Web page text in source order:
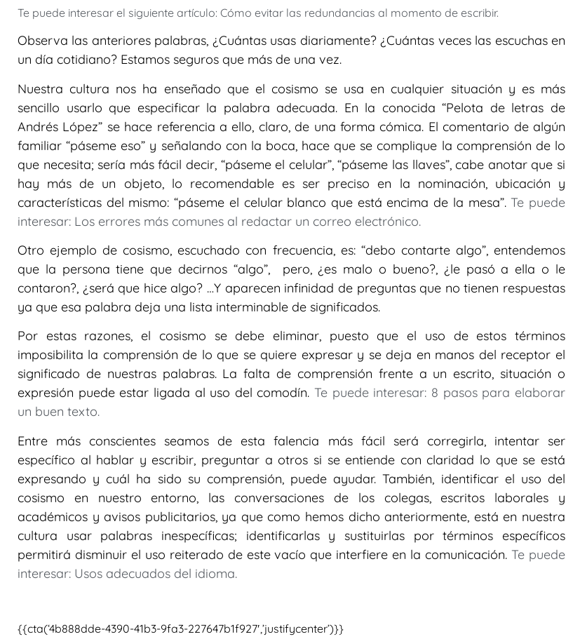
Te puede interesar el siguiente artículo: Cómo evitar las redundancias al momento de escribir.
Observa las anteriores palabras, ¿Cuántas usas diariamente? ¿Cuántas veces las escuchas en
un día cotidiano? Estamos seguros que más de una vez.
Nuestra cultura nos ha enseñado que el cosismo se usa en cualquier situación y es más
sencillo usarlo que especificar la palabra adecuada. En la conocida “Pelota de letras de
Andrés López” se hace referencia a ello, claro, de una forma cómica. El comentario de algún
familiar “páseme eso” y señalando con la boca, hace que se complique la comprensión de lo
que necesita; sería más fácil decir, “páseme el celular”, “páseme las llaves”, cabe anotar que si
hay más de un objeto, lo recomendable es ser preciso en la nominación, ubicación y
características del mismo: “páseme el celular blanco que está encima de la mesa”.Te puede
interesar: Los errores más comunes al redactar un correo electrónico.
Otro ejemplo de cosismo, escuchado con frecuencia, es: “debo contarte algo”, entendemos
que la persona tiene que decirnos “algo”, pero, ¿es malo o bueno?, ¿le pasó a ella o le
contaron?, ¿será que hice algo? …Y aparecen infinidad de preguntas que no tienen respuestas
ya que esa palabra deja una lista interminable de significados.
Por estas razones, el cosismo se debe eliminar, puesto que el uso de estos términos
imposibilita la comprensión de lo que se quiere expresar y se deja en manos del receptor el
significado de nuestras palabras. La falta de comprensión frente a un escrito, situación o
expresión puede estar ligada al uso del comodín.Te puede interesar: 8 pasos para elaborar
un buen texto.
Entre más conscientes seamos de esta falencia más fácil será corregirla, intentar ser
específico al hablar y escribir, preguntar a otros si se entiende con claridad lo que se está
expresando y cuál ha sido su comprensión, puede ayudar. También, identificar el uso del
cosismo en nuestro entorno, las conversaciones de los colegas, escritos laborales y
académicos y avisos publicitarios, ya que como hemos dicho anteriormente, está en nuestra
cultura usar palabras inespecíficas; identificarlas y sustituirlas por términos específicos
permitirá disminuir el uso reiterado de este vacío que interfiere en la comunicación.Te puede
interesar: Usos adecuados del idioma.
{{cta(‘4b888dde-4390-41b3-9fa3-227647b1f927′,’justifycenter’)}}